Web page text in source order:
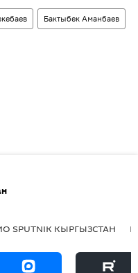
Бактыбек Аманбаев
SPUTNIK КЫРГЫЗСТАН